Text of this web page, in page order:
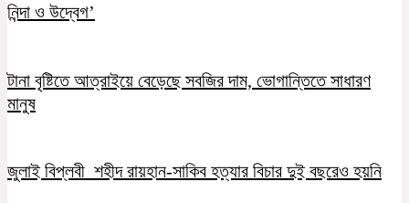
নিন্দা ও উদ্বেগ’
টানা বৃষ্টিতে আত্রাইয়ে বেড়েছে সবজির দাম, ভোগান্তিতে সাধারণ
মানুষ
জুলাই বিপ্লবী শহীদ রায়হান-সাকিব হত্যার বিচার দুই বছরেও হয়নি